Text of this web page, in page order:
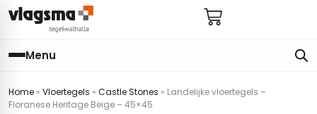
Menu
Home » Vloertegels » Castle Stones » Landelijke vloertegels –
Fioranese Heritage Beige – 45×45